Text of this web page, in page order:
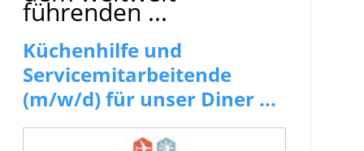
führenden ...
Küchenhilfe und
Servicemitarbeitende
(m/w/d) für unser Diner ...